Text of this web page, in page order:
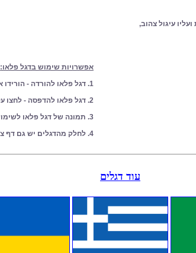
עיגול צהוב,
אפשרויות שימוש בדגל פלאו:
1. דגל פלאו להורדה - הורידו את הדגל למחשב שלכם
2. דגל פלאו להדפסה - לחצו על לחצן הדפסה מצד ימין
3. תמונה של דגל פלאו לשימוש אישי
4. לחלק מהדגלים יש גם דף צביעה מתאים
עוד דגלים